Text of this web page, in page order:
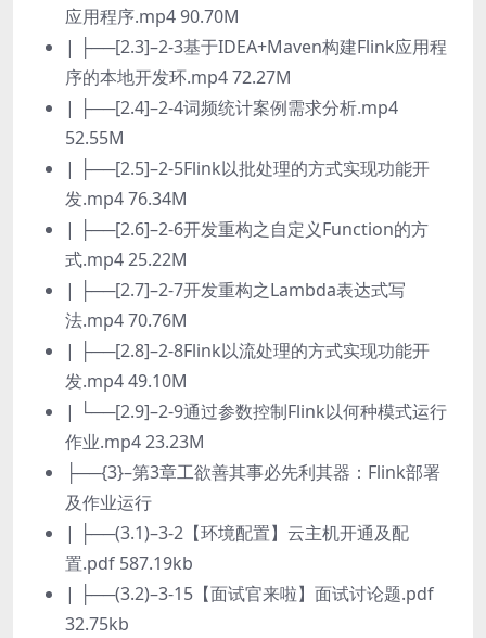
应用程序.mp4 90.70M
| ├──[2.3]–2-3基于IDEA+Maven构建Flink应用程
序的本地开发环.mp4 72.27M
| ├──[2.4]–2-4词频统计案例需求分析.mp4
52.55M
| ├──[2.5]–2-5Flink以批处理的方式实现功能开
发.mp4 76.34M
| ├──[2.6]–2-6开发重构之自定义Function的方
式.mp4 25.22M
| ├──[2.7]–2-7开发重构之Lambda表达式写
法.mp4 70.76M
| ├──[2.8]–2-8Flink以流处理的方式实现功能开
发.mp4 49.10M
| └──[2.9]–2-9通过参数控制Flink以何种模式运行
作业.mp4 23.23M
├──{3}–第3章工欲善其事必先利其器：Flink部署
及作业运行
| ├──(3.1)–3-2【环境配置】云主机开通及配
置.pdf 587.19kb
| ├──(3.2)–3-15【面试官来啦】面试讨论题.pdf
32.75kb